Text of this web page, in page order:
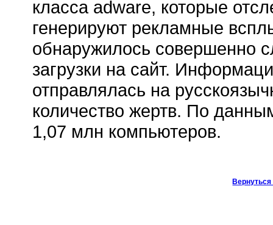
класса adware, которые
генерируют рекламные
обнаружилось совершенно
загрузки на сайт.
отправлялась на
количество жертв. По
1,07 млн компьютеров.